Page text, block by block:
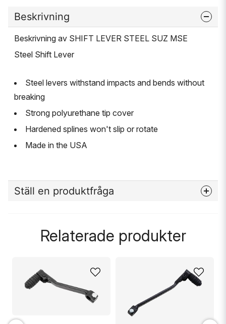
Beskrivning
Beskrivning av SHIFT LEVER STEEL SUZ MSE
Steel Shift Lever
Steel levers withstand impacts and bends without
breaking
Strong polyurethane tip cover
Hardened splines won't slip or rotate
Made in the USA
Ställ en produktfråga
Namn
Relaterade produkter